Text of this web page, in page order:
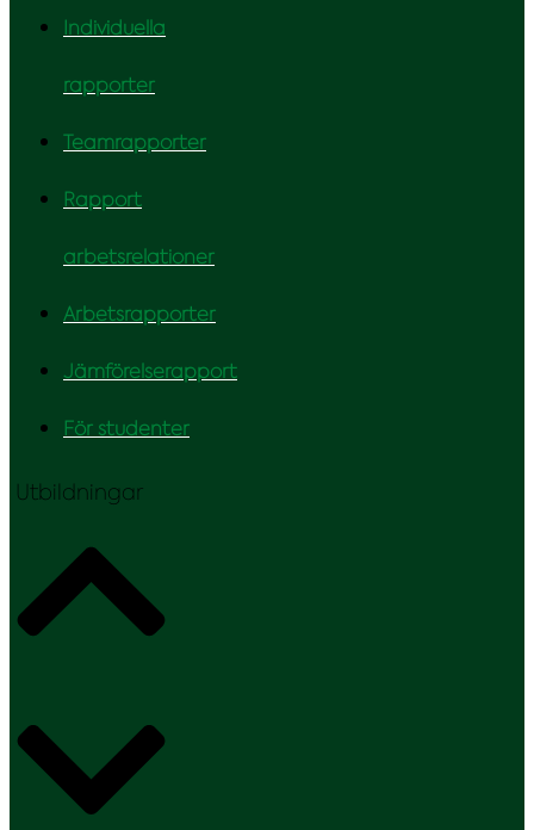
Individuella
rapporter
Teamrapporter
Rapport
arbetsrelationer
Arbetsrapporter
Jämförelserapport
För studenter
Utbildningar